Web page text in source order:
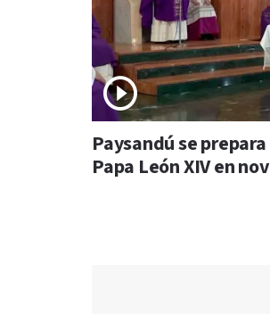
Paysandú se
Papa León XIV en